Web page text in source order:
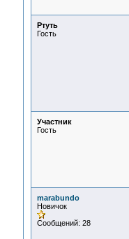
Ртуть
Гость
Участник
Гость
marabundo
Новичок
Сообщений: 28